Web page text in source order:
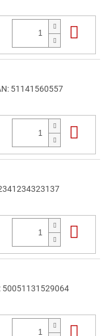
51141560557
50051131529064